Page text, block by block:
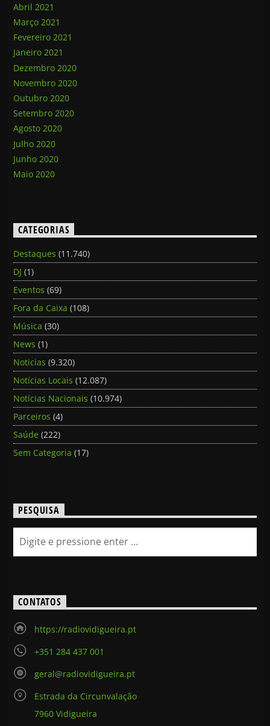
Abril 2021
Março 2021
Fevereiro 2021
Janeiro 2021
Dezembro 2020
Novembro 2020
Outubro 2020
Setembro 2020
Agosto 2020
Julho 2020
Junho 2020
Maio 2020
CATEGORIAS
Destaques (11.740)
DJ (1)
Eventos (69)
Fora da Caixa (108)
Música (30)
News (1)
Noticias (9.320)
Notícias Locais (12.087)
Notícias Nacionais (10.974)
Parceiros (4)
Saúde (222)
Sem Categoria (17)
PESQUISA
CONTATOS
https://radiovidigueira.pt
+351 284 437 001
geral@radiovidigueira.pt
Estrada da Circunvalação
7960 Vidigueira